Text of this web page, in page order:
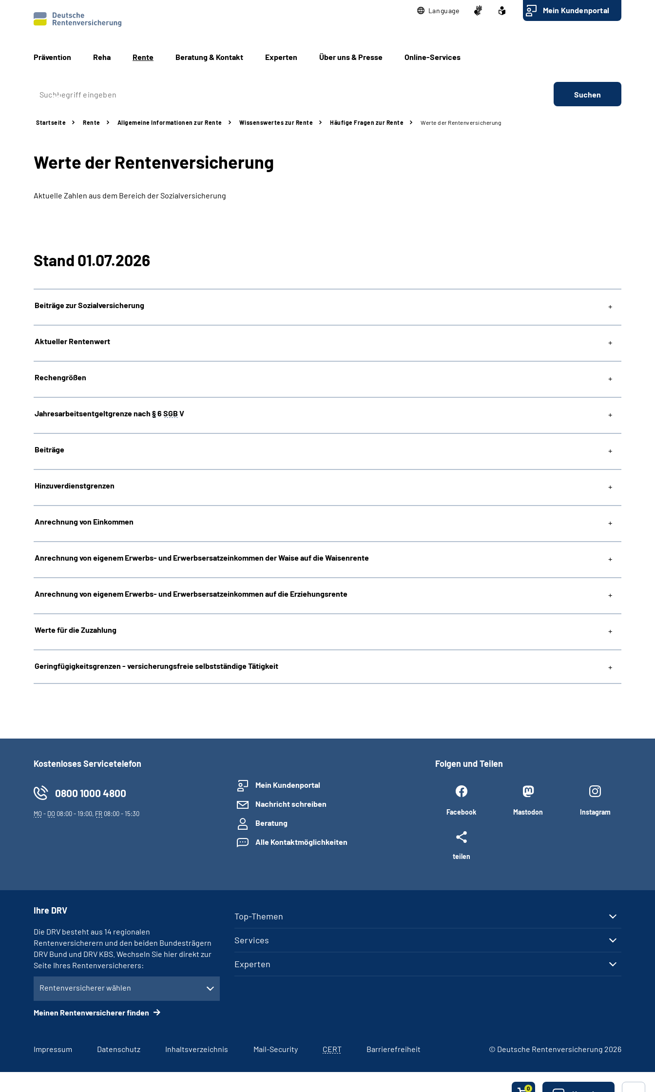
Language Mein Kundenportal
Prävention Reha Rente Beratung & Kontakt Experten Über uns & Presse Online-Services
Suchen
Startseite Rente Allgemeine Informationen zur Rente Wissenswertes zur Rente Häufige Fragen zur Rente Werte der Rentenversicherung
Werte der Rentenversicherung
Aktuelle Zahlen aus dem Bereich der Sozialversicherung
Stand 01.07.2026
Beiträge zur Sozialversicherung
Aktueller Rentenwert
Rechengrößen
Jahresarbeitsentgeltgrenze nach §6 SGB V
Beiträge
Hinzuverdienstgrenzen
Anrechnung von Einkommen
Anrechnung von eigenem Erwerbs- und Erwerbsersatzeinkommen der Waise auf die Waisenrente
Anrechnung von eigenem Erwerbs- und Erwerbsersatzeinkommen auf die Erziehungsrente
Werte für die Zuzahlung
Geringfügigkeitsgrenzen - versicherungsfreie selbstständige Tätigkeit
0
Kostenloses Servicetelefon
0800 1000 4800
MO- DO 08:00 - 19:00, FR 08:00 - 15:30
Mein Kundenportal
Nachricht schreiben
Beratung
Alle Kontaktmöglichkeiten
Folgen und Teilen
Facebook Mastodon Instagram
teilen
Top-Themen
Services
Experten
Ihre DRV
Die DRV besteht aus 14 regionalen
Rentenversicherern und den beiden Bundesträgern
DRV Bund und DRV KBS. Wechseln Sie hier direkt zur
Seite Ihres Rentenversicherers:
Rentenversicherer wählen
Meinen Rentenversicherer finden
Impressum Datenschutz Inhaltsverzeichnis Mail-Security CERT Barrierefreiheit © Deutsche Rentenversicherung 2026